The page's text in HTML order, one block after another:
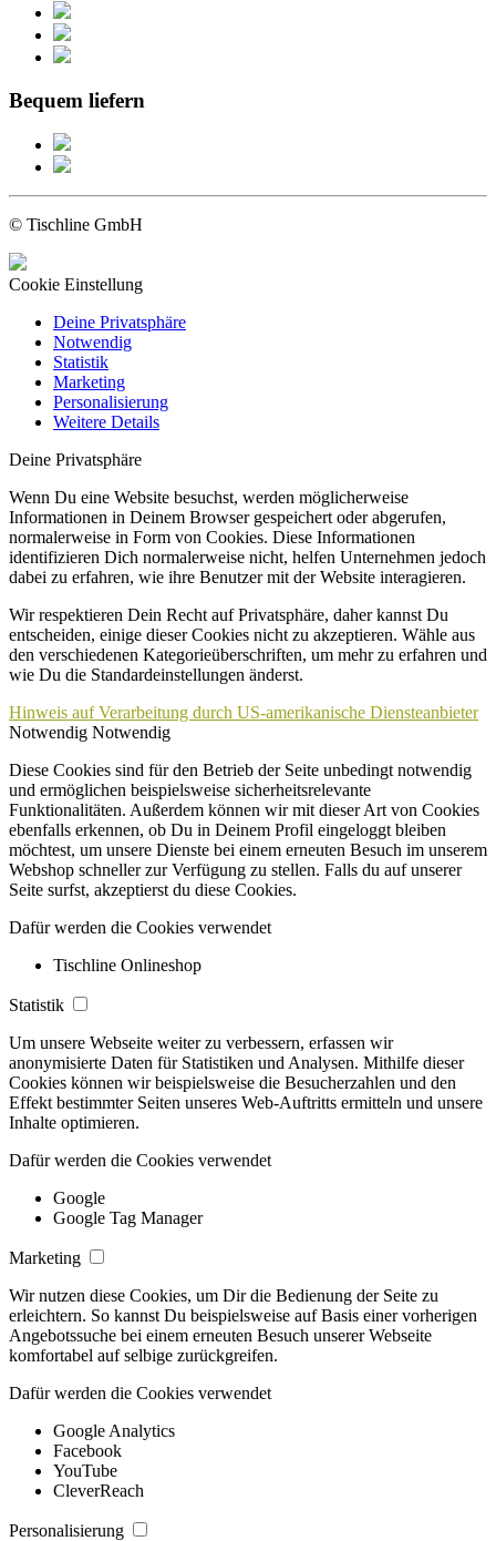
Bequem liefern
© Tischline GmbH
Cookie Einstellung
Deine Privatsphäre
Notwendig
Statistik
Marketing
Personalisierung
Weitere Details
Deine Privatsphäre
Wenn Du eine Website besuchst, werden möglicherweise
Informationen in Deinem Browser gespeichert oder abgerufen,
normalerweise in Form von Cookies. Diese Informationen
identifizieren Dich normalerweise nicht, helfen Unternehmen jedoch
dabei zu erfahren, wie ihre Benutzer mit der Website interagieren.
Wir respektieren Dein Recht auf Privatsphäre, daher kannst Du
entscheiden, einige dieser Cookies nicht zu akzeptieren. Wähle aus
den verschiedenen Kategorieüberschriften, um mehr zu erfahren und
wie Du die Standardeinstellungen änderst.
Hinweis auf Verarbeitung durch US-amerikanische Diensteanbieter
Notwendig Notwendig
Diese Cookies sind für den Betrieb der Seite unbedingt notwendig
und ermöglichen beispielsweise sicherheitsrelevante
Funktionalitäten. Außerdem können wir mit dieser Art von Cookies
ebenfalls erkennen, ob Du in Deinem Profil eingeloggt bleiben
möchtest, um unsere Dienste bei einem erneuten Besuch im unserem
Webshop schneller zur Verfügung zu stellen. Falls du auf unserer
Seite surfst, akzeptierst du diese Cookies.
Dafür werden die Cookies verwendet
Tischline Onlineshop
Statistik
Um unsere Webseite weiter zu verbessern, erfassen wir
anonymisierte Daten für Statistiken und Analysen. Mithilfe dieser
Cookies können wir beispielsweise die Besucherzahlen und den
Effekt bestimmter Seiten unseres Web-Auftritts ermitteln und unsere
Inhalte optimieren.
Dafür werden die Cookies verwendet
Google
Google Tag Manager
Marketing
Wir nutzen diese Cookies, um Dir die Bedienung der Seite zu
erleichtern. So kannst Du beispielsweise auf Basis einer vorherigen
Angebotssuche bei einem erneuten Besuch unserer Webseite
komfortabel auf selbige zurückgreifen.
Dafür werden die Cookies verwendet
Google Analytics
Facebook
YouTube
CleverReach
Personalisierung